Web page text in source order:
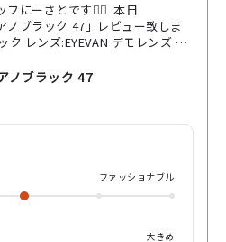
にーさとです💁‍♂️ 本日
ノブラック 47」レビュー致しま
レンズ:EYEVAN デモレンズ
ート素材が特徴的だと感じま
ックカラーなので、モード感も
ャスな雰囲気が感じられます。
高めに設計されておりますの
イズとぴったりめな印象。 し
した。 度なし、度付き又はカラ
す。 もちろん男女問わずのフレ
高い太みで丸みな形になります
是非パリミキオンライン購入又
お越しくださいませ♪
ノブラック 47
ファッショナブル
大きめ